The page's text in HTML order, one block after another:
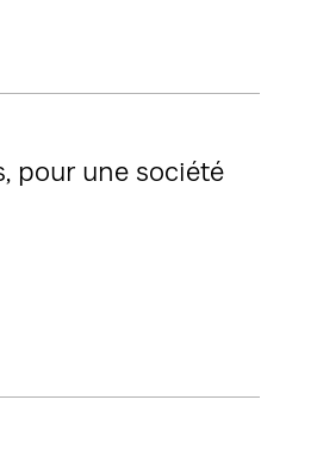
pour une société